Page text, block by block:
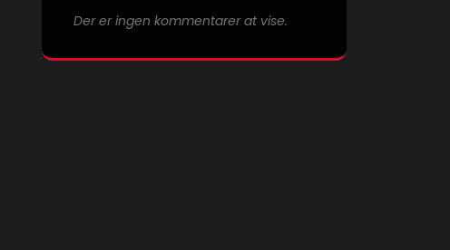
Der er ingen kommentarer at vise.